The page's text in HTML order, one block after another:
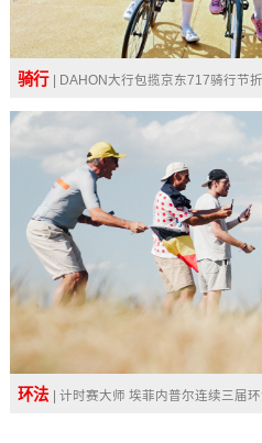
骑行 | DAHON大行包揽京东717骑行节
环法 | 计时赛大师 埃菲内普尔连续三届